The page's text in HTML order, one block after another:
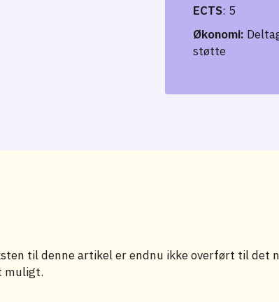
ECTS: 5
Økonomi:
støtte
til denne artikel er endnu ikke overført til det
muligt.